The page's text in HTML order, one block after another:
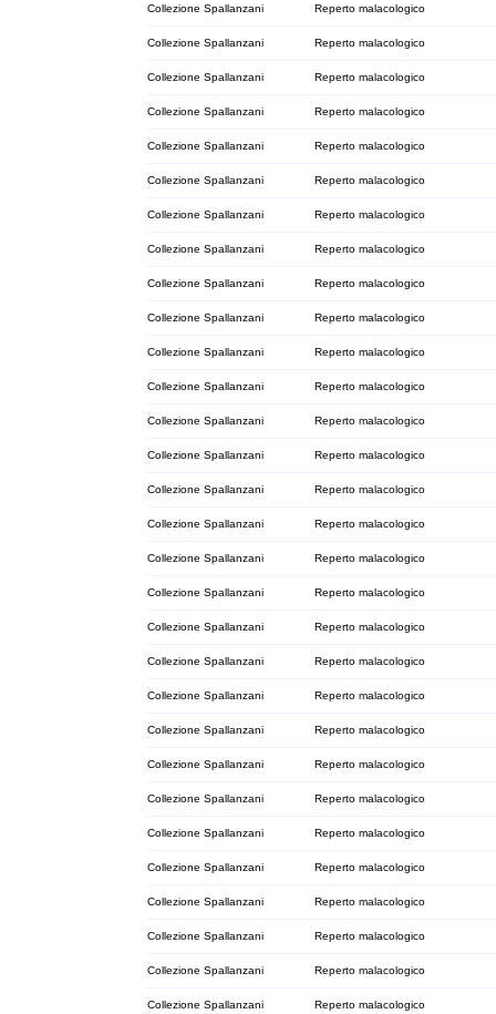
Collezione Spallanzani Reperto malacologico
Collezione Spallanzani Reperto malacologico
Collezione Spallanzani Reperto malacologico
Collezione Spallanzani Reperto malacologico
Collezione Spallanzani Reperto malacologico
Collezione Spallanzani Reperto malacologico
Collezione Spallanzani Reperto malacologico
Collezione Spallanzani Reperto malacologico
Collezione Spallanzani Reperto malacologico
Collezione Spallanzani Reperto malacologico
Collezione Spallanzani Reperto malacologico
Collezione Spallanzani Reperto malacologico
Collezione Spallanzani Reperto malacologico
Collezione Spallanzani Reperto malacologico
Collezione Spallanzani Reperto malacologico
Collezione Spallanzani Reperto malacologico
Collezione Spallanzani Reperto malacologico
Collezione Spallanzani Reperto malacologico
Collezione Spallanzani Reperto malacologico
Collezione Spallanzani Reperto malacologico
Collezione Spallanzani Reperto malacologico
Collezione Spallanzani Reperto malacologico
Collezione Spallanzani Reperto malacologico
Collezione Spallanzani Reperto malacologico
Collezione Spallanzani Reperto malacologico
Collezione Spallanzani Reperto malacologico
Collezione Spallanzani Reperto malacologico
Collezione Spallanzani Reperto malacologico
Collezione Spallanzani Reperto malacologico
Collezione Spallanzani Reperto malacologico